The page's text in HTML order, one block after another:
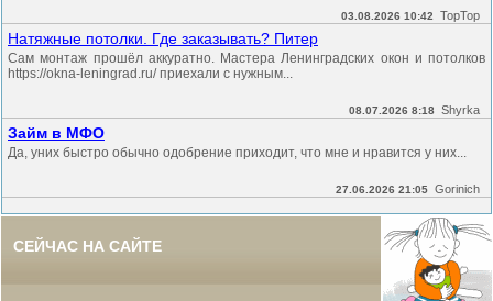
03.08.2026 10:42 TopTop
Натяжные потолки. Где заказывать? Питер
Сам монтаж прошёл аккуратно. Мастера Ленинградских окон и потолков
https://okna-leningrad.ru/ приехали с нужным...
08.07.2026 8:18 Shyrka
Займ в МФО
Да, уних быстро обычно одобрение приходит, что мне и нравится у них...
27.06.2026 21:05 Gorinich
СЕЙЧАС НА САЙТЕ